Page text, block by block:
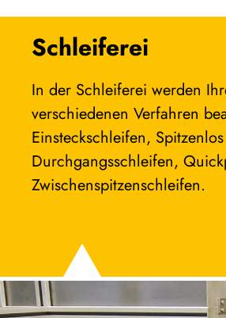
Schleiferei
In der Schleiferei werden
verschiedenen Verfahren
Einsteckschleifen,
Durchgangsschleifen,
Zwischenspitzenschleifen.